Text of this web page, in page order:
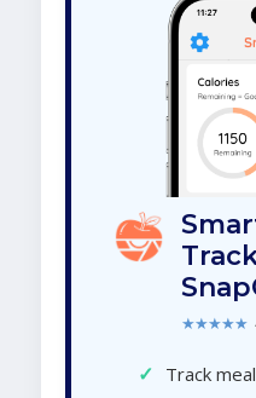
★★★★★
✓ Track